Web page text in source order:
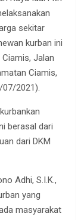
sekitar
kurban ini
Jalan
Ciamis,
2021).
berasal dari
dari DKM
Adhi, S.I.K.,
yang
masyarakat